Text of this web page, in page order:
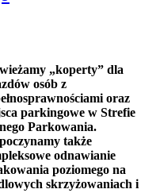
„koperty” dla
osób z
oraz
parkingowe w Strefie
Parkowania.
także
odnawianie
poziomego na
skrzyżowaniach i